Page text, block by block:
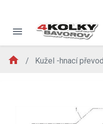
menu
home Kužel -hnací